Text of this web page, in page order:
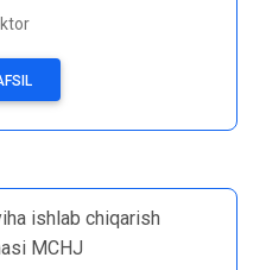
ishlab chiqarish
MCHJ